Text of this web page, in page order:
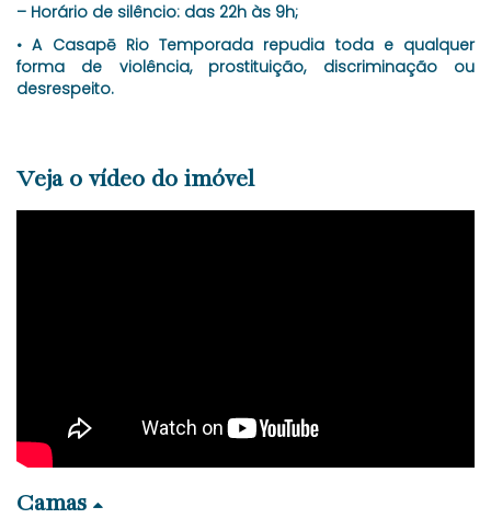
– Horário de silêncio: das 22h às 9h;
• A Casapē Rio Temporada repudia toda e qualquer
forma de violência, prostituição, discriminação ou
desrespeito.
Veja o vídeo do imóvel
Camas